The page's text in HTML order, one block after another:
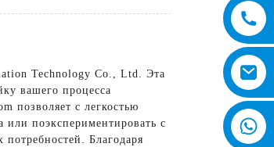
Technology Co., Ltd. Эта
вашего процесса
позволяет с легкостью
поэкспериментировать с
Благодаря